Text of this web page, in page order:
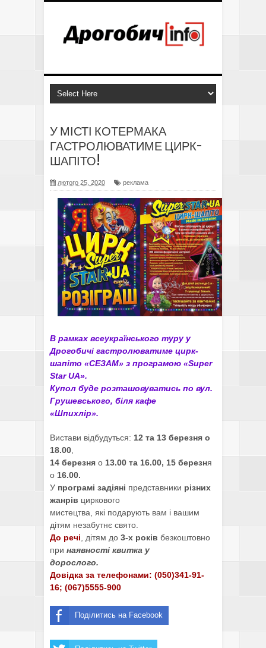
У МІСТІ КОТЕРМАКА
ГАСТРОЛЮВАТИМЕ ЦИРК-
ШАПІТО!
лютого 25, 2020 реклама
В рамках всеукраїнського туру у
Дрогобичі гастролюватиме цирк-
шапіто «СЕЗАМ» з програмою «Super
Star UA».
Купол буде розташовуватись по вул.
Грушевського, біля кафе
«Шпихлір».
Вистави відбудуться: 12 та 13 березня о
18.00
14 березня о 13.00 та 16.00, 15 березня
о 16.00.
У програмі задіяні представники різних
жанрів циркового
мистецтва, які подарують вам і вашим
дітям незабутнє свято.
До речі , дітям до 3-х років безкоштовно
при наявності квитка у
дорослого.
Довідка за телефонами: (050)341-91-
16; (067)5555-900
Поділитись на Facebook